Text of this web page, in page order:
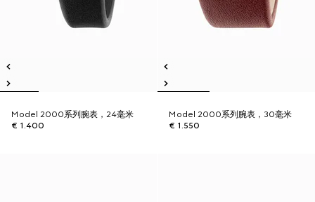
Model 2000系列腕表，24毫米
€ 1.400
Model 2000系列腕表，30毫米
€ 1.550